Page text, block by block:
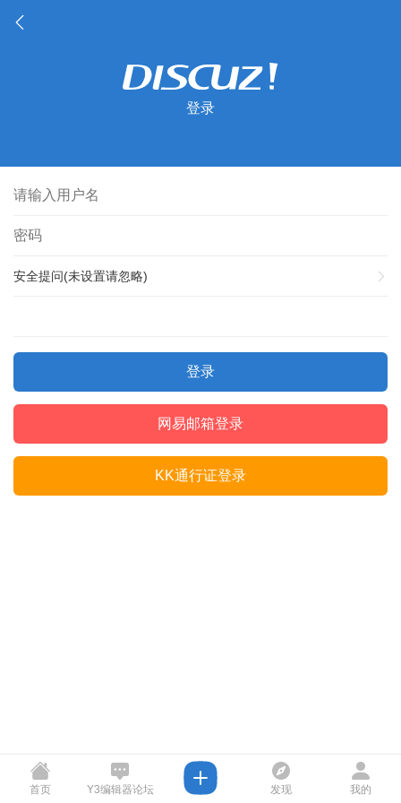
登录
安全提问(未设置请忽略)
登录
网易邮箱登录
KK通行证登录
首页 Y3编辑器论坛 发现 我的